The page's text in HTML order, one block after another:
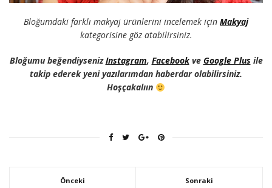
Bloğumdaki farklı makyaj ürünlerini incelemek için Makyaj
kategorisine göz atabilirsiniz.
Bloğumu beğendiysenizInstagram, Facebookve Google Plusile
takip ederek yeni yazılarımdan haberdar olabilirsiniz.
Hoşçakalıın
Önceki Sonraki